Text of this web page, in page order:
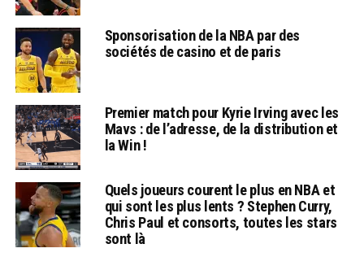
Sponsorisation de la NBA par des
sociétés de casino et de paris
Premier match pour Kyrie Irving avec les
Mavs : de l’adresse, de la distribution et
la Win !
Quels joueurs courent le plus en NBA et
qui sont les plus lents ? Stephen Curry,
Chris Paul et consorts, toutes les stars
sont là